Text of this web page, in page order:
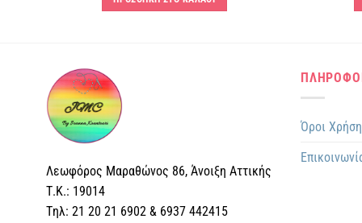
Λεωφόρος Μαραθώνος 86, Άνοιξη Αττικής
Τ.Κ.: 19014
Tηλ: 21 20 21 6902 & 6937 442415
Όροι